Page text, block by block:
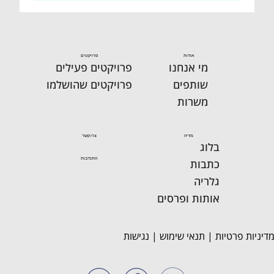
סבוראי ושלמה יסדר את
השולחנות. במקביל תמי על
אודות
מי אנחנו
שותפים
משרות
פרויקטים
פרויקטים פעילים
פרויקטים שהושלמו
מדיה
בלוג
כתבות
גלריה
אותות ופרסים
התנדבות
צרו קשר
מדיניות פרטיות | תנאי שימוש | נגישות